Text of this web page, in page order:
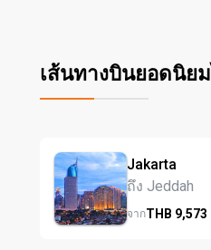
เส้นทางบินยอดนิย
Jakarta
ถึง Jeddah
จากTHB 9,573